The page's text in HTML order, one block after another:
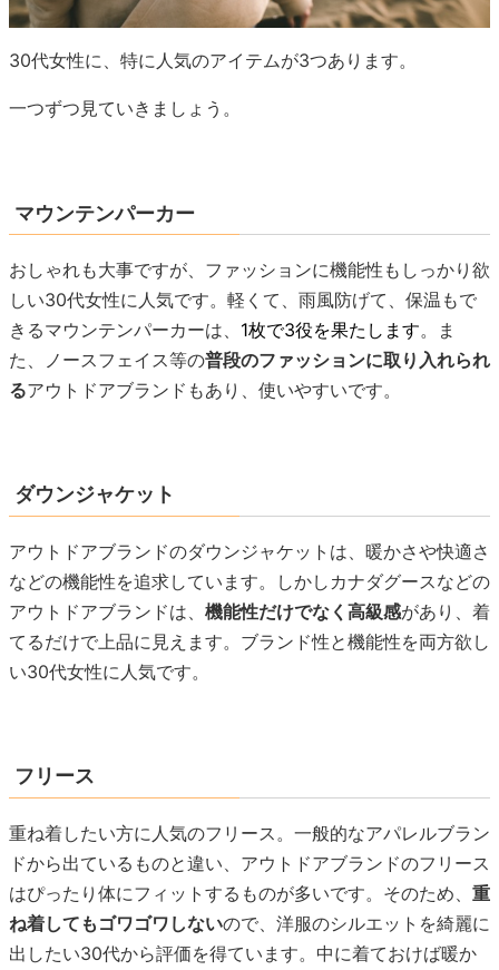
30代女性に、特に人気のアイテムが3つあります。
一つずつ見ていきましょう。
マウンテンパーカー
おしゃれも大事ですが、ファッションに機能性もしっかり欲
しい30代女性に人気です。軽くて、雨風防げて、保温もで
きるマウンテンパーカーは、 1枚で3役を果たします。ま
た、ノースフェイス等の普段のファッションに取り入れられ
るアウトドアブランドもあり、使いやすいです。
ダウンジャケット
アウトドアブランドのダウンジャケットは、暖かさや快適さ
などの機能性を追求しています。しかしカナダグースなどの
アウトドアブランドは、 機能性だけでなく高級感があり、着
てるだけで上品に見えます。ブランド性と機能性を両方欲し
い30代女性に人気です。
フリース
重ね着したい方に人気のフリース。一般的なアパレルブラン
ドから出ているものと違い、アウトドアブランドのフリース
はぴったり体にフィットするものが多いです。そのため、 重
ね着してもゴワゴワしないので、洋服のシルエットを綺麗に
出したい30代から評価を得ています。中に着ておけば暖か